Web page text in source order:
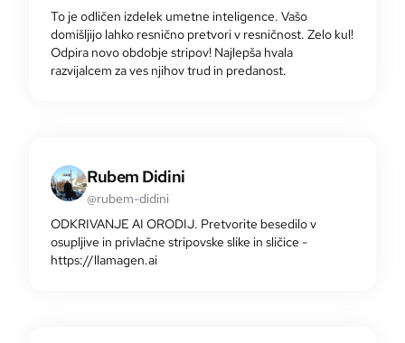
To je odličen izdelek umetne inteligence. Vašo
domišljijo lahko resnično pretvori v resničnost. Zelo kul!
Odpira novo obdobje stripov! Najlepša hvala
razvijalcem za ves njihov trud in predanost.
Rubem Didini
@rubem-didini
ODKRIVANJE AI ORODIJ. Pretvorite besedilo v
osupljive in privlačne stripovske slike in sličice -
https://llamagen.ai